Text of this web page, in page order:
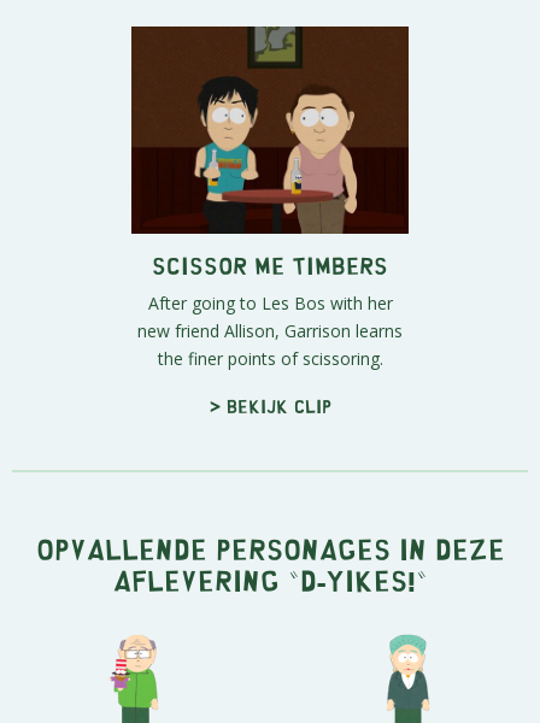
Scissor Me Timbers
After going to Les Bos with her
new friend Allison, Garrison learns
the finer points of scissoring.
> Bekijk clip
Opvallende personages in deze
aflevering "D-Yikes!"